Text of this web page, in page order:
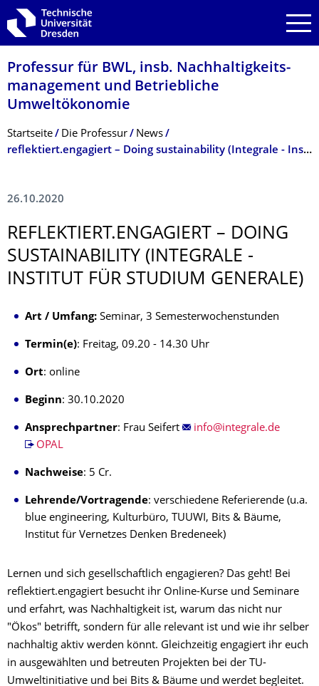
Zur Hauptnavigation springen
Zur Suche springen
Zum Inhalt springen
Professur für BWL, insb. Nachhaltigkeits­
management und Betriebliche
Umweltökonomie
Breadcrumb-Menü
Startseite Die Professur
News
reflektiert.engagiert – Doing sustainability (Integrale - Institut für studium generale)
26.10.2020
REFLEKTIERT.ENGAGIERT – DOING
SUSTAINABILITY (INTEGRALE -
INSTITUT FÜR STUDIUM GENERALE)
Art / Umfang: Seminar, 3 Semesterwochenstunden
Termin(e): Freitag, 09.20 - 14.30 Uhr
Ort: online
Beginn: 30.10.2020
Ansprechpartner: Frau Seifert
OPAL
Nachweise: 5 Cr.
Lehrende/‌Vortragende: verschiedene Referierende (u.a.
blue engineering, Kulturbüro, TUUWI, Bits & Bäume,
Institut für Vernetzes Denken Bredeneek)
Lernen und sich gesellschaftlich engagieren? Das geht! Bei
reflektiert.engagiert besucht ihr Online-Kurse und Seminare
und erfahrt, was Nachhaltigkeit ist, warum das nicht nur
"Ökos" betrifft, sondern für alle relevant ist und wie ihr selber
nachhaltig aktiv werden könnt. Gleichzeitig engagiert ihr euch
in ausgewählten und betreuten Projekten bei der TU-
Umweltinitiative und bei Bits & Bäume und werdet begleitet.